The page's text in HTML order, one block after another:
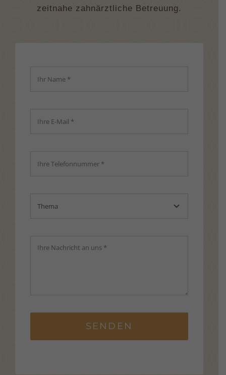
zeitnahe zahnärztliche Betreuung.
SENDEN